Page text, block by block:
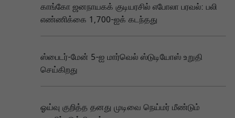
காங்கோ ஜனநாயகக் குடியரசில் எபோலா பரவல்: பலி
எண்ணிக்கை 1,700-ஐக் கடந்தது
ஸ்பைடர்-மேன் 5-ஐ மார்வெல் ஸ்டுடியோஸ் உறுதி
செய்கிறது
ஓய்வு குறித்த தனது முடிவை நெய்மர் மீண்டும்